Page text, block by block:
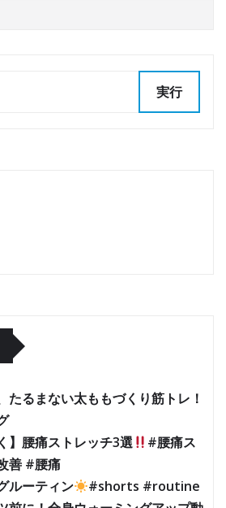
実行
たるまない太ももづくり筋トレ！
】腰痛ストレッチ3選
#腰痛ス
善 #腰痛
ルーティン
#shorts #routine